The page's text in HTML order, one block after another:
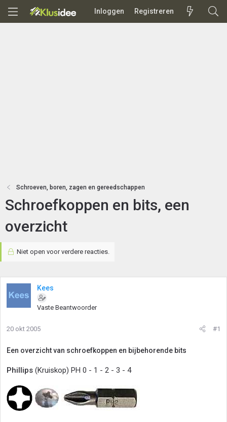
Inloggen Registreren
Schroeven, boren, zagen en gereedschappen
Schroefkoppen en bits, een
overzicht
Niet open voor verdere reacties.
Kees
Vaste Beantwoorder
20 okt 2005 #1
Een overzicht van schroefkoppen en bijbehorende bits
Phillips (Kruiskop) PH 0 - 1 - 2 - 3 - 4